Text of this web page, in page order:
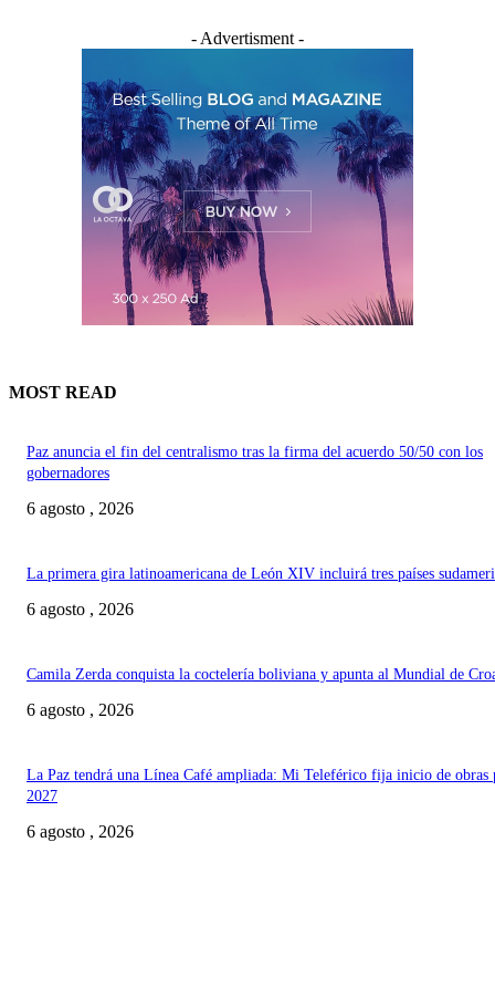
- Advertisment -
MOST READ
Paz anuncia el fin del centralismo tras la firma del acuerdo 50/50 con los
gobernadores
6 agosto , 2026
La primera gira latinoamericana de León XIV incluirá tres países
6 agosto , 2026
Camila Zerda conquista la coctelería boliviana y apunta al Mundial de
6 agosto , 2026
La Paz tendrá una Línea Café ampliada: Mi Teleférico fija inicio de obras
2027
6 agosto , 2026